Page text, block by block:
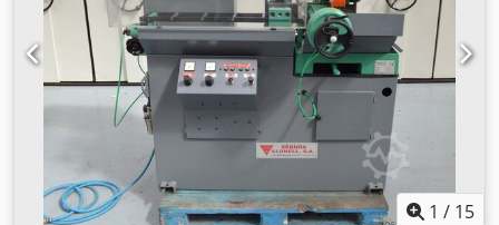
switchable Power supply: 380 V, 50 Hz - For 90° cuts only,
no mitre adjustment - Saw motor with 2 speeds and 3 V-
belt stages - Hydraulic advancement of the saw bow -
Hydraulic cutting pressure adjustment via throttle valve -
Rapid feed for lowering the saw bow - Height-adjustable
material support table with mm scale, manually adjustable
via handwheel - Manual material clamping - Coolant
device integrated into the machine base Required space (L
x W x H): 1500 x 700 x 1550 mm Weight: approx. 590 kg
1 / 15